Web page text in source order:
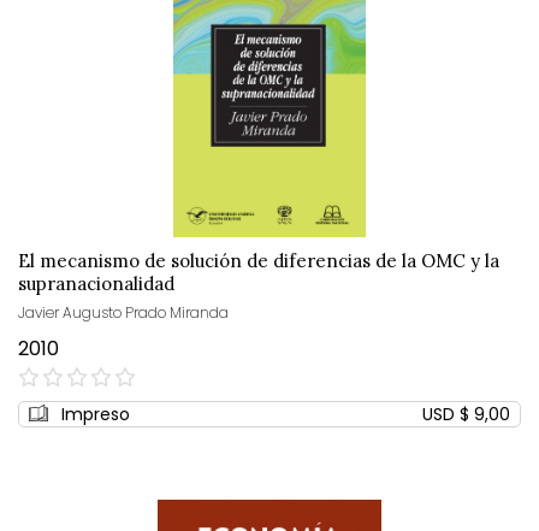
El mecanismo de solución de diferencias de la OMC y la
supranacionalidad
Javier Augusto Prado Miranda
2010
0%
Impreso USD $ 9,00